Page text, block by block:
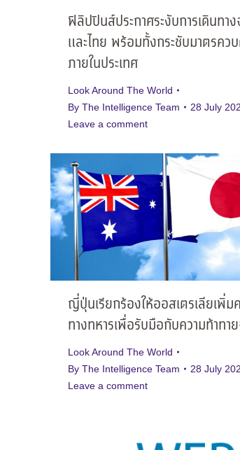
ฟิลิปปินส์ประกาศระงับการเดินทาง
และไทย พร้อมทั้งกระชับมาตรคว
ภายในประเทศ
Look Around The World
By The Intelligence Team
28 July
Leave a comment
ญี่ปุ่นเรียกร้องให้ออสเตรเลียเพิ่ม
ทางทหารเพื่อรับมือกับความท้าทา
Look Around The World
By The Intelligence Team
28 July
Leave a comment